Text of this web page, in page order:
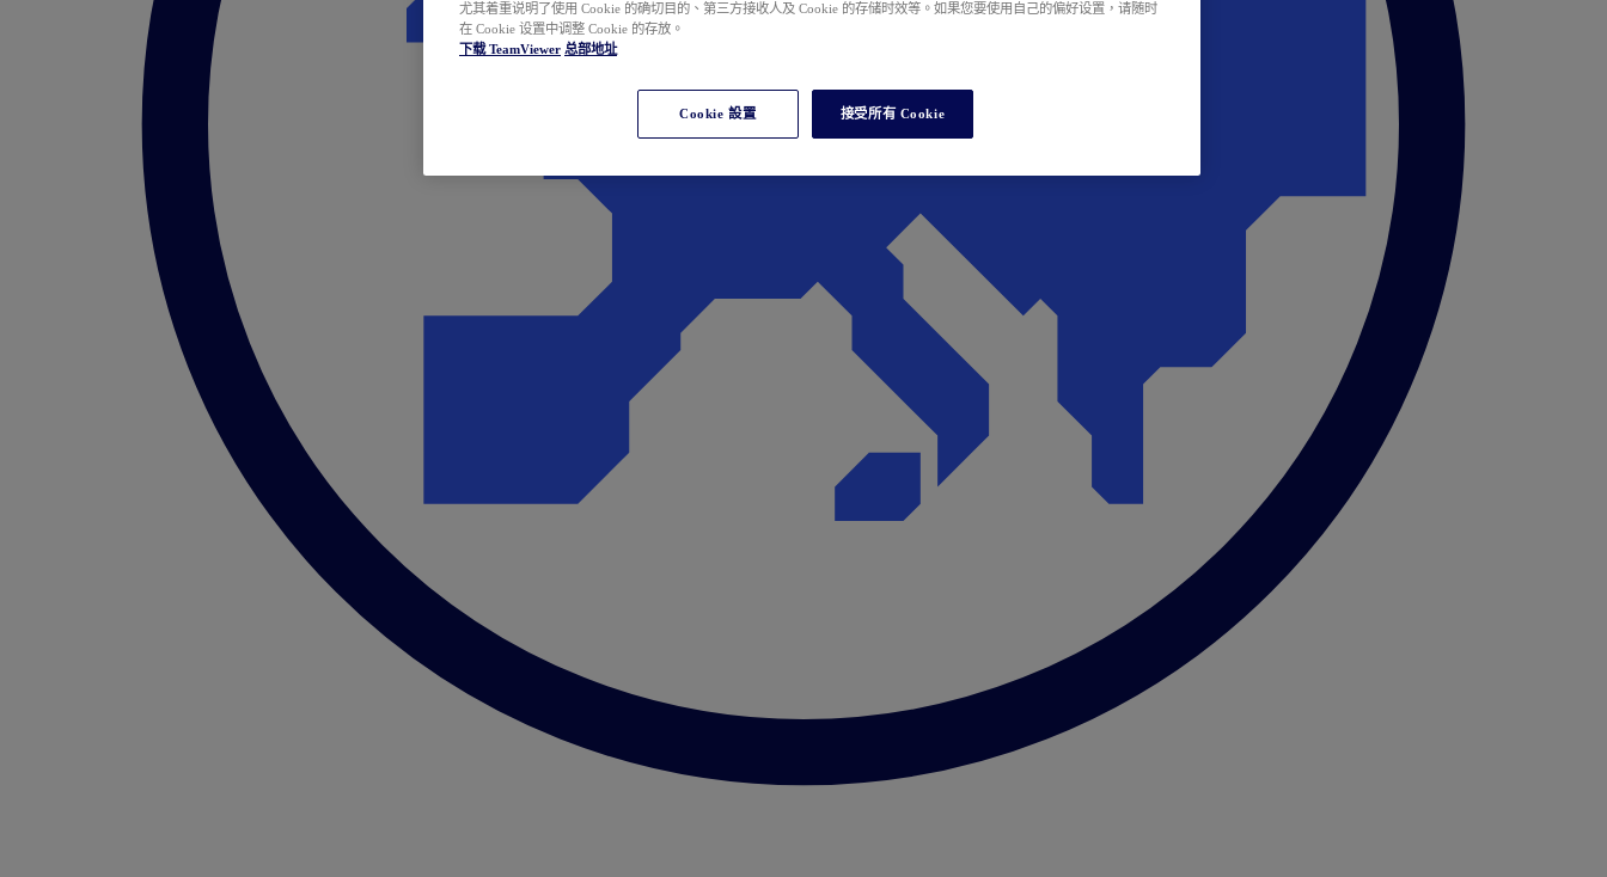
尤其着重说明了使用 Cookie 的确切目的、第三方接收人及 Cookie 的存储时效等。如果您要使用自己的偏好设置，请随时
在 Cookie 设置中调整 Cookie 的存放。
下载 TeamViewer 总部地址
Cookie 設置 接受所有 Cookie